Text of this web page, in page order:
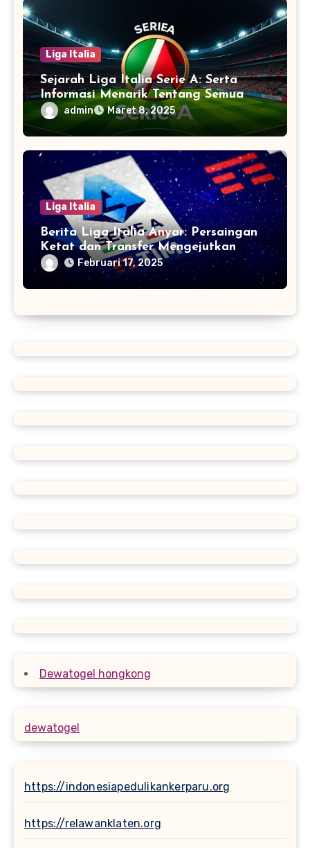
Liga Italia
Sejarah Liga Italia Serie A: Serta
Informasi Menarik Tentang Semua
Klub di Italia
admin Maret 8, 2025
Liga Italia
Berita Liga Italia Anyar: Persaingan
Ketat dan Transfer Mengejutkan
Februari 17, 2025
Dewatogel hongkong
dewatogel
https://indonesiapedulikankerparu.org
https://relawanklaten.org